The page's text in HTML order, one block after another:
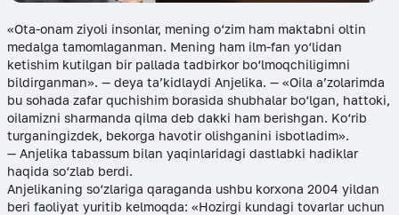
«Ota-onam ziyoli insonlar, mening o‘zim ham maktabni oltin
medalga tamomlaganman. Mening ham ilm-fan yo‘lidan
ketishim kutilgan bir pallada tadbirkor bo‘lmoqchiligimni
bildirganman». — deya ta’kidlaydi Anjelika. — «Oila a’zolarimda
bu sohada zafar quchishim borasida shubhalar bo‘lgan, hattoki,
oilamizni sharmanda qilma deb dakki ham berishgan. Ko‘rib
turganingizdek, bekorga havotir olishganini isbotladim».
— Anjelika tabassum bilan yaqinlaridagi dastlabki hadiklar
haqida so‘zlab berdi.
Anjelikaning so‘zlariga qaraganda ushbu korxona 2004 yildan
beri faoliyat yuritib kelmoqda: «Hozirgi kundagi tovarlar uchun